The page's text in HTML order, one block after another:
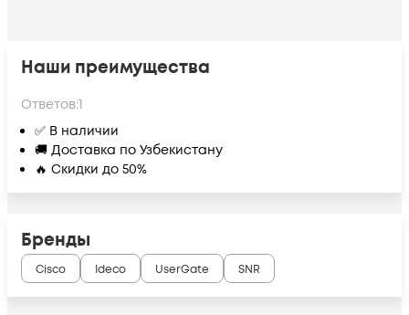
Наши преимущества
Ответов:1
✅ В наличии
🚚 Доставка по Узбекистану
🔥 Скидки до 50%
Бренды
Cisco Ideco UserGate SNR